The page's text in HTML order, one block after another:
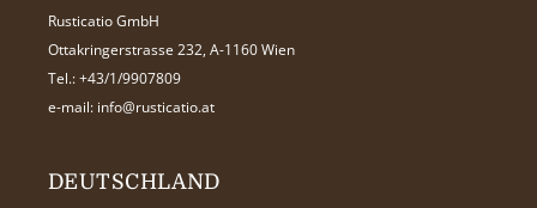
Rusticatio GmbH
Ottakringerstrasse 232, A-1160 Wien
Tel.: +43/1/9907809
e-mail: info@rusticatio.at
DEUTSCHLAND